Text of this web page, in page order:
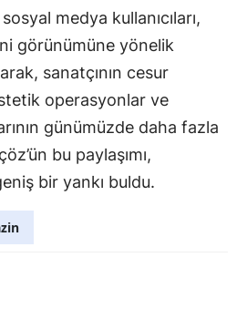
medya kullanıcıları,
görünümüne yönelik
sanatçının cesur
operasyonlar ve
günümüzde daha fazla
bu paylaşımı,
bir yankı buldu.